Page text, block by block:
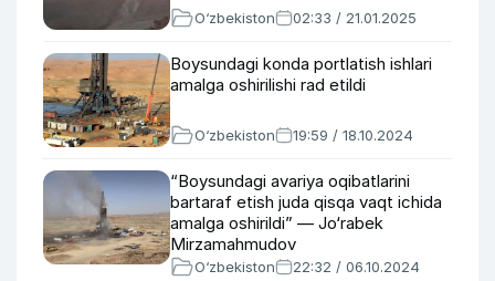
O‘zbekiston 02:33 / 21.01.2025
Boysundagi konda portlatish ishlari
amalga oshirilishi rad etildi
O‘zbekiston 19:59 / 18.10.2024
“Boysundagi avariya oqibatlarini
bartaraf etish juda qisqa vaqt ichida
amalga oshirildi” — Jo‘rabek
Mirzamahmudov
O‘zbekiston 22:32 / 06.10.2024